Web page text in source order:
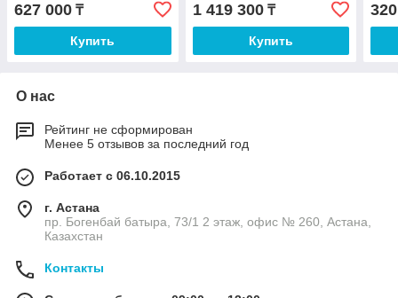
627 000 ₸
Купить
1 419 300₸
Купить
О нас
Рейтинг не сформирован
Менее 5 отзывов за последний год
Работает с 06.10.2015
г. Астана
пр. Богенбай батыра, 73/1 2 этаж, офис № 260, Астана,
Казахстан
Контакты